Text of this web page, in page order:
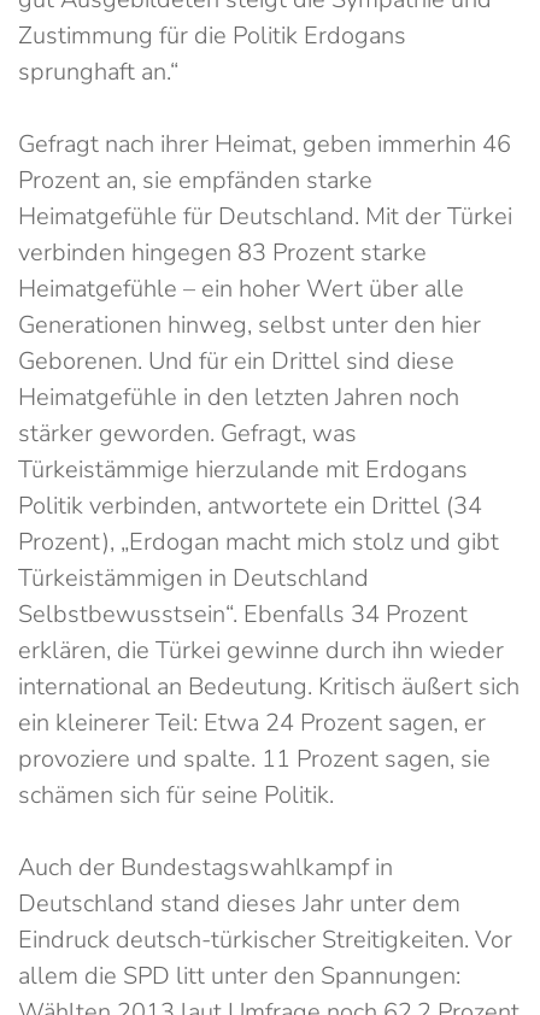
Zustimmung für die Politik Erdogans
sprunghaft an.“
Gefragt nach ihrer Heimat, geben immerhin 46
Prozent an, sie empfänden starke
Heimatgefühle für Deutschland. Mit der Türkei
verbinden hingegen 83 Prozent starke
Heimatgefühle – ein hoher Wert über alle
Generationen hinweg, selbst unter den hier
Geborenen. Und für ein Drittel sind diese
Heimatgefühle in den letzten Jahren noch
stärker geworden. Gefragt, was
Türkeistämmige hierzulande mit Erdogans
Politik verbinden, antwortete ein Drittel (34
Prozent), „Erdogan macht mich stolz und gibt
Türkeistämmigen in Deutschland
Selbstbewusstsein“. Ebenfalls 34 Prozent
erklären, die Türkei gewinne durch ihn wieder
international an Bedeutung. Kritisch äußert sich
ein kleinerer Teil: Etwa 24 Prozent sagen, er
provoziere und spalte. 11 Prozent sagen, sie
schämen sich für seine Politik.
Auch der Bundestagswahlkampf in
Deutschland stand dieses Jahr unter dem
Eindruck deutsch-türkischer Streitigkeiten. Vor
allem die SPD litt unter den Spannungen: